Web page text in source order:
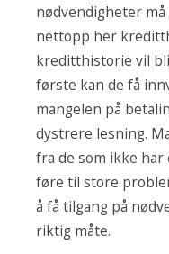
nødvendigheter
nettopp her
kreditthistorie vil
første kan de få
mangelen på
dystrere lesning.
fra de som ikke
føre til store
å få tilgang på
riktig måte.